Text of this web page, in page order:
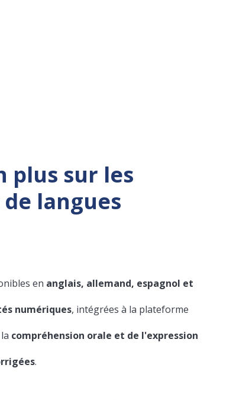
plus sur les
langues
en anglais, allemand, espagnol et
numériques, intégrées à la plateforme
compréhension orale et de l'expression
.